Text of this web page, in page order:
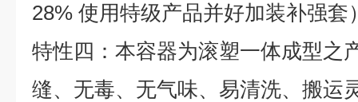
28% 使用特级产品并好加装补强套
特性四：本容器为滚塑一体成型之
缝、无毒、无气味、易清洗、搬运